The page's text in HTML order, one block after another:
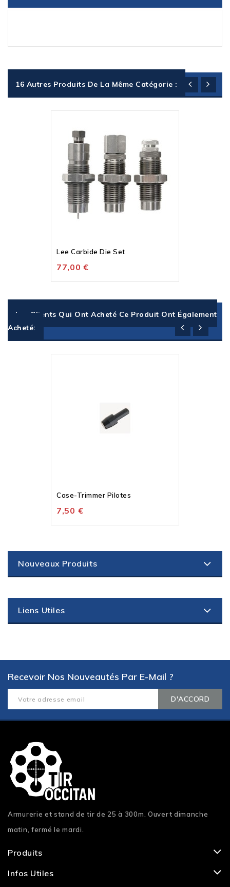
16 Autres Produits De La Même Catégorie :
Lee Carbide Die Set
77,00 €
Les Clients Qui Ont Acheté Ce Produit Ont Également
Acheté:
Case-Trimmer Pilotes
7,50 €
Nouveaux Produits
Liens Utiles
Recevoir Nos Nouveautés Par E-Mail ?
Armurerie et stand de tir de 25 à 300m. Ouvert dimanche
matin, fermé le mardi.
Produits
Infos Utiles